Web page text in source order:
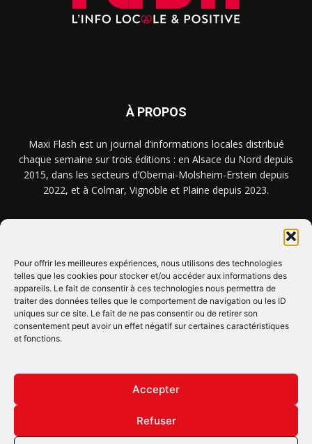
Pour offrir les meilleures expériences, nous utilisons des technologies
telles que les cookies pour stocker et/ou accéder aux informations des
appareils. Le fait de consentir à ces technologies nous permettra de
traiter des données telles que le comportement de navigation ou les ID
uniques sur ce site. Le fait de ne pas consentir ou de retirer son
consentement peut avoir un effet négatif sur certaines caractéristiques
et fonctions.
Accepter
Refuser
À PROPOS
Maxi Flash est un journal d’informations locales distribué
chaque semaine sur trois éditions : en Alsace du Nord depuis
2015, dans les secteurs d’Obernai-Molsheim-Erstein depuis
2022, et à Colmar, Vignoble et Plaine depuis 2023.
CLIQUEZ ICI !
SUIVEZ-NOUS !
© Copyright © 2022 Maxi Flash